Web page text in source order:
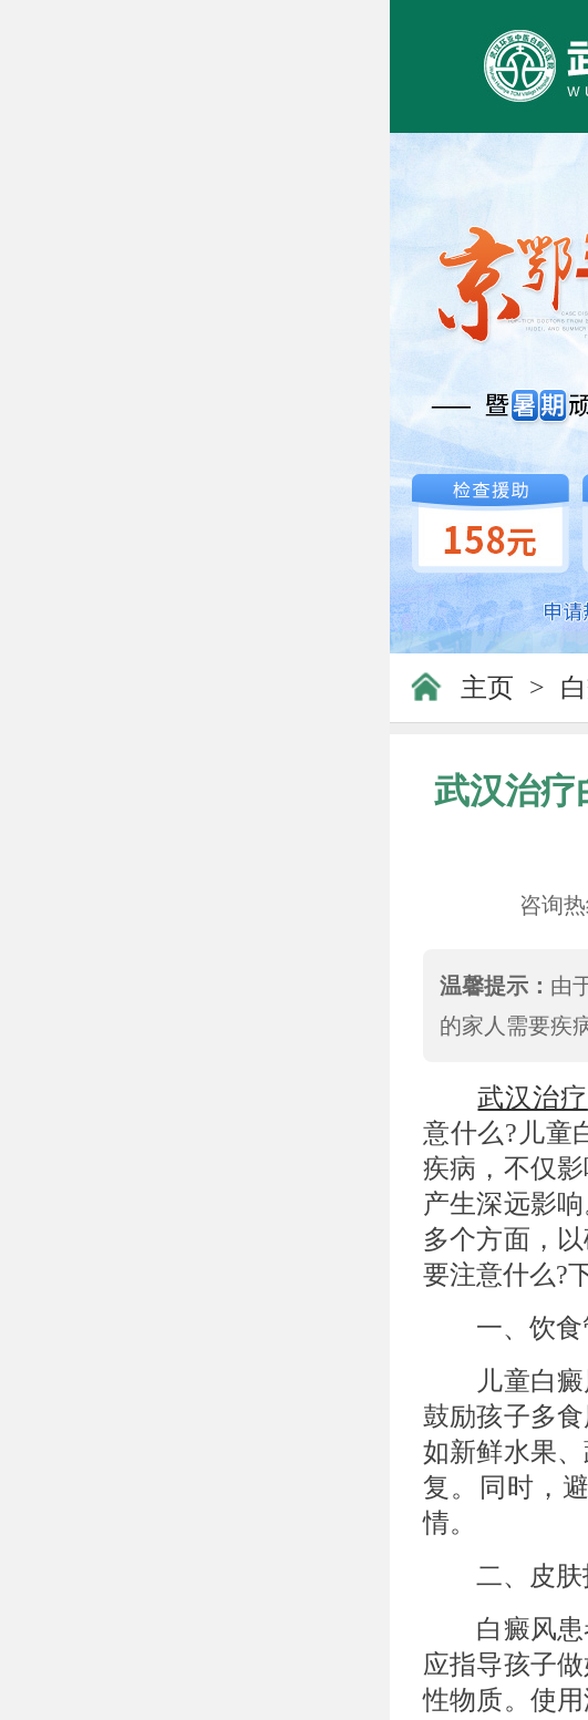
主页 >
武汉治疗
咨询热
温馨提示： 由
的家人需要疾
武汉治疗
意什么?儿童
疾病，不仅
产生深远影
多个方面，
要注意什么?
一、饮食
儿童白癜
鼓励孩子多
如新鲜水果
复。同时，
情。
二、皮肤
白癜风患者
应指导孩子
性物质。使